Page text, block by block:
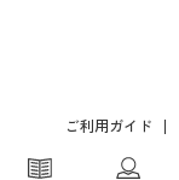
ご利用ガイド